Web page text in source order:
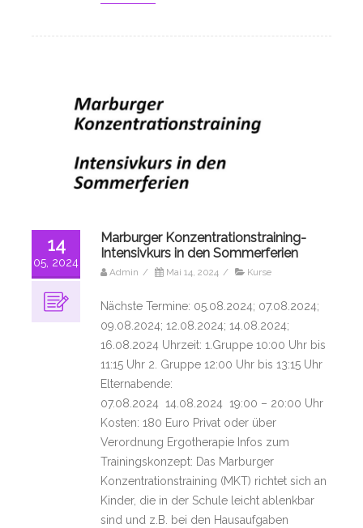
14
05, 2024
Marburger Konzentrationstraining-
Intensivkurs in den Sommerferien
Admin / Mai 14, 2024 / Kurse
Nächste Termine: 05.08.2024; 07.08.2024;
09.08.2024; 12.08.2024; 14.08.2024;
16.08.2024 Uhrzeit: 1.Gruppe 10:00 Uhr bis
11:15 Uhr 2. Gruppe 12:00 Uhr bis 13:15 Uhr
Elternabende:
07.08.2024 14.08.2024 19:00 – 20:00 Uhr
Kosten: 180 Euro Privat oder über
Verordnung Ergotherapie Infos zum
Trainingskonzept: Das Marburger
Konzentrationstraining (MKT) richtet sich an
Kinder, die in der Schule leicht ablenkbar
sind und z.B. bei den Hausaufgaben